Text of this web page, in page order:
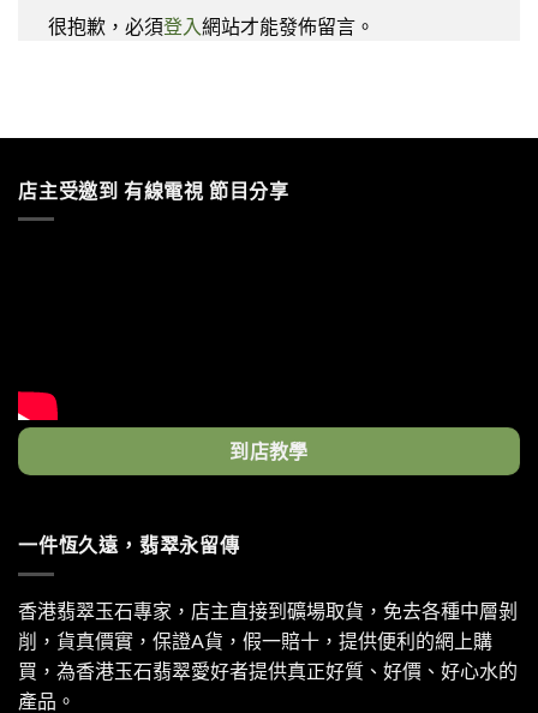
很抱歉，必須登入網站才能發佈留言。
店主受邀到 有線電視 節目分享
到店教學
一件恆久遠，翡翠永留傳
香港翡翠玉石專家，店主直接到礦場取貨，免去各種中層剝
削，貨真價實，保證A貨，假一賠十，提供便利的網上購
買，為香港玉石翡翠愛好者提供真正好質、好價、好心水的
產品。